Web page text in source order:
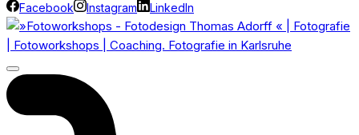
Facebook Instagram LinkedIn